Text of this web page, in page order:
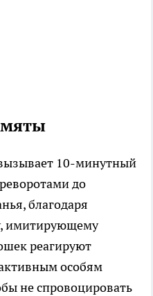
10-минутный
до
благодаря
имитирующему
реагируют
особям
не спровоцировать